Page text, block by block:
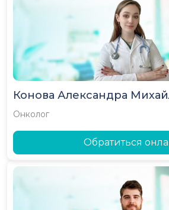
Конова Александра
Онколог
Обратиться